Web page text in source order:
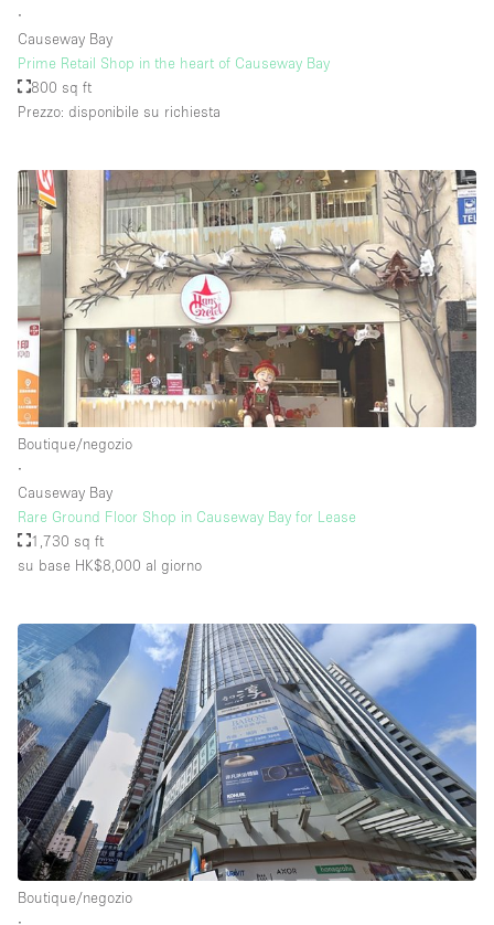
Sistema di sicurezza
Smoking Area
Soundproof
Stile Haussmann
Terrace
Tetto / Terrazza
Vetrina
Vista incredibile
Water Access
Whitebox / Minimal
Piano/Accesso
Seminterrato
Piano terra su strada
Centro commerciale
Terrazza
Di sopra
Altro
∙
Causeway Bay
Prime Retail Shop in the heart of Causeway Bay
800 sq ft
Prezzo: disponibile su richiesta
Boutique/negozio
∙
Causeway Bay
Rare Ground Floor Shop in Causeway Bay for Lease
1,730 sq ft
su base HK$8,000 al giorno
Boutique/negozio
∙